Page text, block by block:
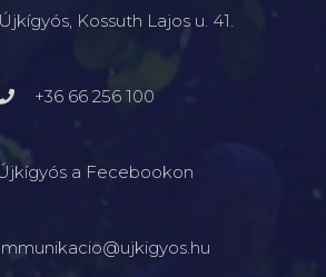
Kossuth Lajos u. 41.
+36 66 256 100
a Fecebookon